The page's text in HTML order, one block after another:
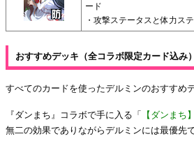
ード
・攻撃ステータスと体力ス
おすすめデッキ（全コラボ限定カード込み）
すべてのカードを使ったデルミンのおすすめ
『ダンまち』コラボで手に入る「 【ダンまち
無二の効果でありながらデルミンには最優先